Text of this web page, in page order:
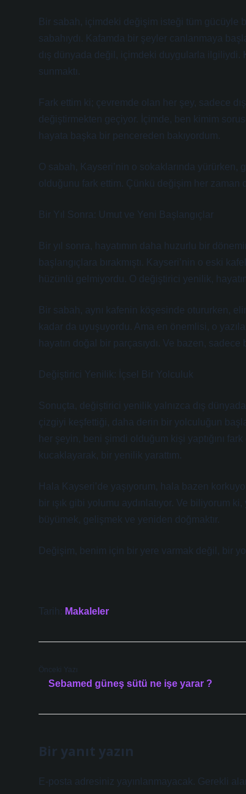
Bir sabah, içimdeki değişim isteği tüm gücüyle
sabahıydı. Kafamda bir şeyler canlanmaya
dış dünyada değil, içimdeki duygularla
sunmaktı.
Fark ettim ki; çevremde olan her şey, sadece
değiştirmekten geçiyor. İçimde, ben kimim
hayata başka bir pencereden bakıyordum.
O sabah, Kayseri’nin o sokaklarında
olduğunu fark ettim. Çünkü değişim her
Bir Yıl Sonra: Umut ve Yeni Başlangıçlar
Bir yıl sonra, hayatımın daha huzurlu bir
başlangıçlara bırakmıştı. Kayseri’nin o eski
hüzünlü gelmiyordu. O değiştirici yenilik,
Bir sabah, aynı kafenin köşesinde otururken,
kadar da uyuşuyordu. Ama en önemlisi, o
hayatın doğal bir parçasıydı. Ve bazen,
Değiştirici Yenilik: İçsel Bir Yolculuk
Sonuçta, değiştirici yenilik yalnızca dış
çizgiyi keşfettiği, daha derin bir yolculuğun
her şeyin, beni şimdi olduğum kişi yaptığını
kucaklayarak, bir yenilik yarattım.
Hala Kayseri’de yaşıyorum, hala bazen
bir ışık gibi yolumu aydınlatıyor. Ve biliyorum
büyümek, gelişmek ve yeniden doğmaktır.
Değişim, benim için bir yere varmak değil, bir
Tarih: Makaleler
Önceki Yazı
Sebamed güneş sütü ne işe yarar ?
Bir yanıt yazın
E-posta adresiniz yayınlanmayacak. Gerekli